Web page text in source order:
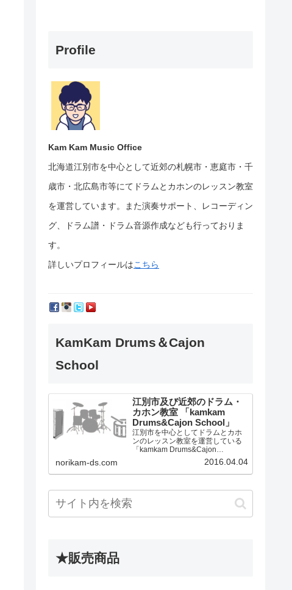
Profile
Kam Kam Music Office
北海道江別市を中心として近郊の札幌市・恵庭市・千
歳市・北広島市等にて ドラムとカホンのレッスン教室
を運営しています。
また演奏サポート、レコーディン
グ、ドラム譜・ドラム音源作成なども行っておりま
す。
詳しいプロフィールはこちら
KamKam Drums＆Cajon
School
江別市及び近郊のドラム・
カホン教室 「kamkam
Drums&Cajon School」
江別市を中心としてドラムとカホ
ンのレッスン教室を運営している
「kamkam Drums&Cajon
norikam-ds.com 2016.04.04
★販売商品